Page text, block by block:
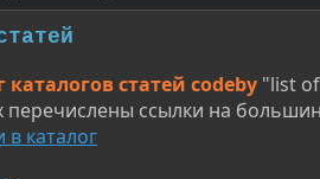
каталогов статей codeby "list
перечислены ссылки на
в каталог